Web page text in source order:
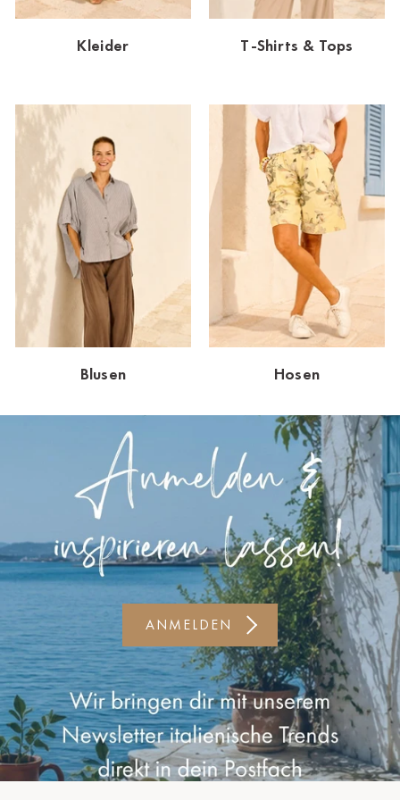
Dornbirn
Dortmund-Hombruch
Essen
HH-AEZ
HH-EEZ
HH-Eppendorf
HH-Hanseviertel
HH-Wandsbek
Hannover
Innsbruck
Kiel-CittiPark
Leipzig
Lindau
Münster
Oldenburg
Potsdam
Rostock
Kleider T-Shirts & Tops
Blusen Hosen
ANMELDEN